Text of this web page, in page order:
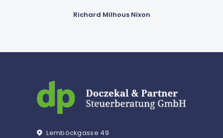
Richard Milhous Nixon
Lemböckgasse 49